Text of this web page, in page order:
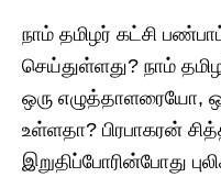
நாம் தமிழர் கட்சி
செய்துள்ளது? நாம்
ஒரு எழுத்தாளரையோ,
உள்ளதா? பிரபாகரன்
இறுதிப்போரின்போது